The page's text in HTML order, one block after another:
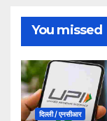
You missed
दिल्ली / एनसीआर